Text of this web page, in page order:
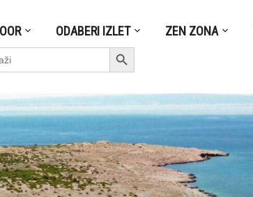
ODABERI IZLET ZEN ZONA
Search Button